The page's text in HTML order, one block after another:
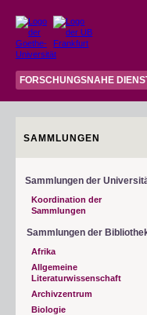
FORSCHUNGSNAHE
SAMMLUNGEN
Sammlungen der
Koordination der
Sammlungen
Sammlungen der
Afrika
Allgemeine
Literaturwissenschaft
Archivzentrum
Biologie